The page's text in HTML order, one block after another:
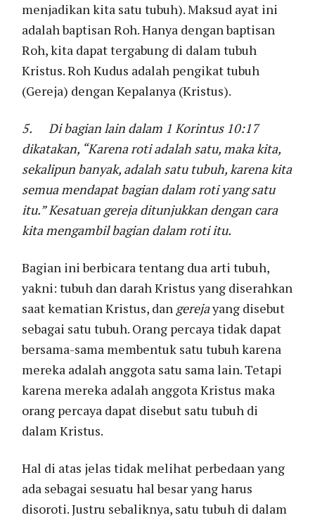
menjadikan kita satu tubuh). Maksud ayat ini
adalah baptisan Roh. Hanya dengan baptisan
Roh, kita dapat tergabung di dalam tubuh
Kristus. Roh Kudus adalah pengikat tubuh
(Gereja) dengan Kepalanya (Kristus).
5.Di bagian lain dalam 1 Korintus 10:17
dikatakan, “Karena roti adalah satu, maka kita,
sekalipun banyak, adalah satu tubuh, karena kita
semua mendapat bagian dalam roti yang satu
itu.” Kesatuan gereja ditunjukkan dengan cara
kita mengambil bagian dalam roti itu.
Bagian ini berbicara tentang dua arti tubuh,
yakni: tubuh dan darah Kristus yang diserahkan
saat kematian Kristus, dan gerejayang disebut
sebagai satu tubuh. Orang percaya tidak dapat
bersama-sama membentuk satu tubuh karena
mereka adalah anggota satu sama lain. Tetapi
karena mereka adalah anggota Kristus maka
orang percaya dapat disebut satu tubuh di
dalam Kristus.
Hal di atas jelas tidak melihat perbedaan yang
ada sebagai sesuatu hal besar yang harus
disoroti. Justru sebaliknya, satu tubuh di dalam